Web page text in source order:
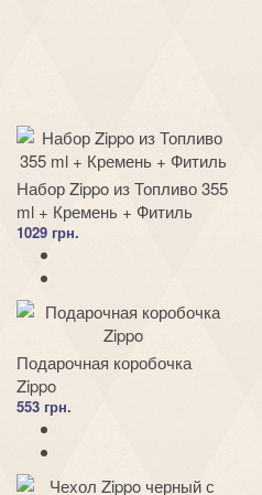
Набор Zippo из Топливо 355
ml + Кремень + Фитиль
1029 грн.
Подарочная коробочка
Zippo
553 грн.